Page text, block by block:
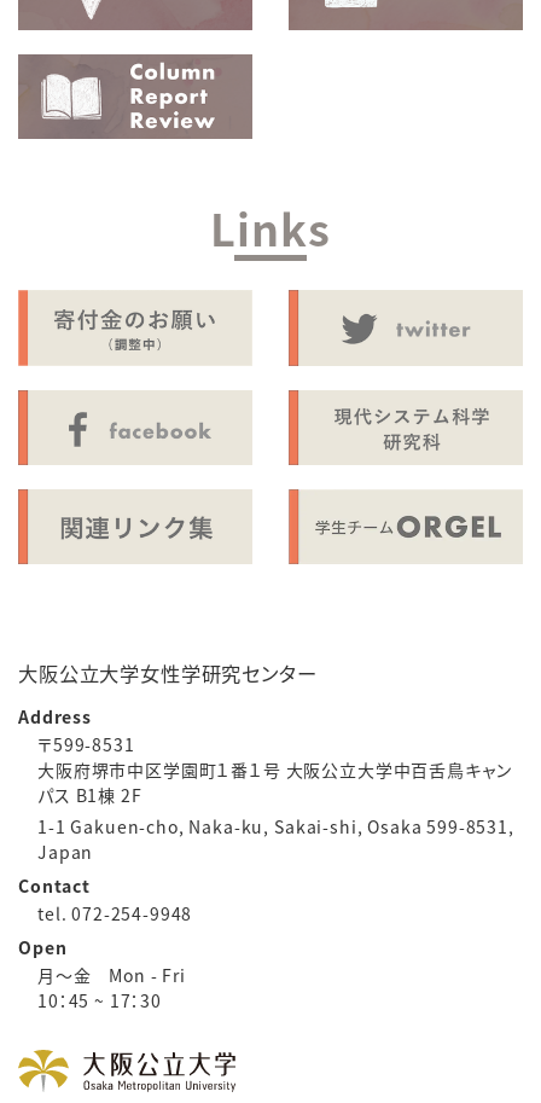
Links
大阪公立大学女性学研究センター
Address
〒599-8531
大阪府堺市中区学園町１番１号 大阪公立大学中百舌鳥キャン
パス B1棟 2F
1-1 Gakuen-cho, Naka-ku, Sakai-shi, Osaka 599-8531,
Japan
Contact
tel. 072-254-9948
Open
月～金 Mon - Fri
10：45 ~ 17：30